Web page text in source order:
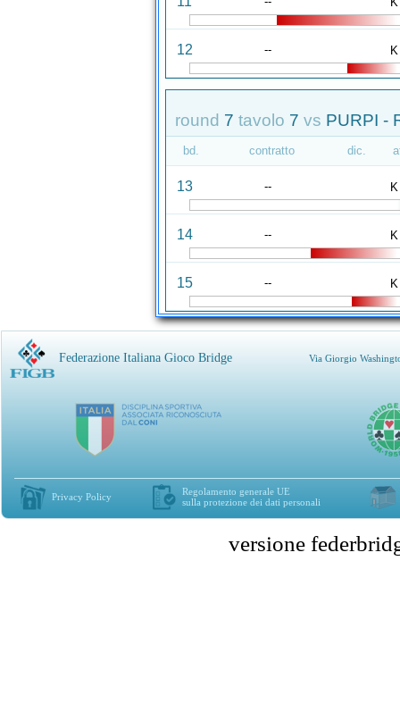
12 -- K
round 7 tavolo 7 vs PURPI -
bd. contratto dic.
13 -- K
14 -- K
15 -- K
Federazione Italiana Gioco Bridge Via Giorgio
Privacy Policy
Regolamento generale UE
sulla protezione dei dati personali
versione